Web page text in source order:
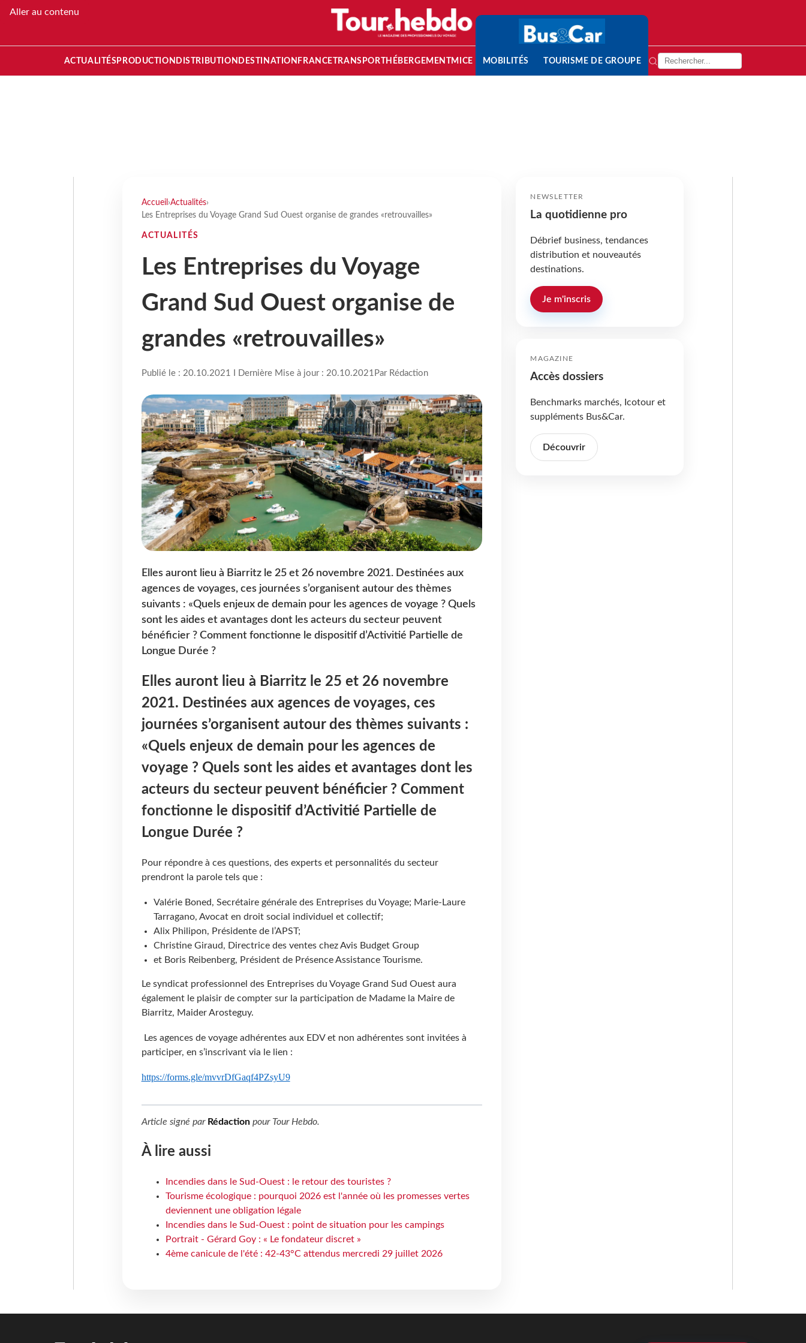
Aller au contenu
ACTUALITÉS PRODUCTION DISTRIBUTION DESTINATION FRANCETRANSPORT HÉBERGEMENTMICE MOBILITÉS TOURISME DE GROUPE
Accueil ›Actualités›
Les Entreprises du Voyage Grand Sud Ouest organise de grandes «retrouvailles»
ACTUALITÉS
Les Entreprises du Voyage
Grand Sud Ouest organise de
grandes «retrouvailles»
Publié le : 20.10.2021 I Dernière Mise à jour : 20.10.2021 Par Rédaction
Elles auront lieu à Biarritz le 25 et 26 novembre 2021. Destinées aux
agences de voyages, ces journées s’organisent autour des thèmes
suivants : «Quels enjeux de demain pour les agences de voyage ? Quels
sont les aides et avantages dont les acteurs du secteur peuvent
bénéficier ? Comment fonctionne le dispositif d’Activitié Partielle de
Longue Durée ?
Elles auront lieu à Biarritz le 25 et 26 novembre
2021. Destinées aux agences de voyages, ces
journées s’organisent autour des thèmes suivants :
«Quels enjeux de demain pour les agences de
voyage ? Quels sont les aides et avantages dont les
acteurs du secteur peuvent bénéficier ? Comment
fonctionne le dispositif d’Activitié Partielle de
Longue Durée ?
Pour répondre à ces questions, des experts et personnalités du secteur
prendront la parole tels que :
Valérie Boned, Secrétaire générale des Entreprises du Voyage; Marie-Laure
Tarragano, Avocat en droit social individuel et collectif;
Alix Philipon, Présidente de l’APST;
Christine Giraud, Directrice des ventes chez Avis Budget Group
et Boris Reibenberg, Président de Présence Assistance Tourisme.
Le syndicat professionnel des Entreprises du Voyage Grand Sud Ouest aura
également le plaisir de compter sur la participation de Madame la Maire de
Biarritz, Maider Arosteguy.
Les agences de voyage adhérentes aux EDV et non adhérentes sont invitées à
participer, en s’inscrivant via le lien :
https://forms.gle/mvvrDfGaqf4PZsyU9
Article signé par Rédactionpour Tour Hebdo.
À lire aussi
Incendies dans le Sud-Ouest : le retour des touristes ?
Tourisme écologique : pourquoi 2026 est l'année où les promesses vertes
deviennent une obligation légale
Incendies dans le Sud-Ouest : point de situation pour les campings
Portrait - Gérard Goy : « Le fondateur discret »
4ème canicule de l'été : 42-43°C attendus mercredi 29 juillet 2026
NEWSLETTER
La quotidienne pro
Débrief business, tendances
distribution et nouveautés
destinations.
Je m'inscris
MAGAZINE
Accès dossiers
Benchmarks marchés, Icotour et
suppléments Bus&Car.
Découvrir